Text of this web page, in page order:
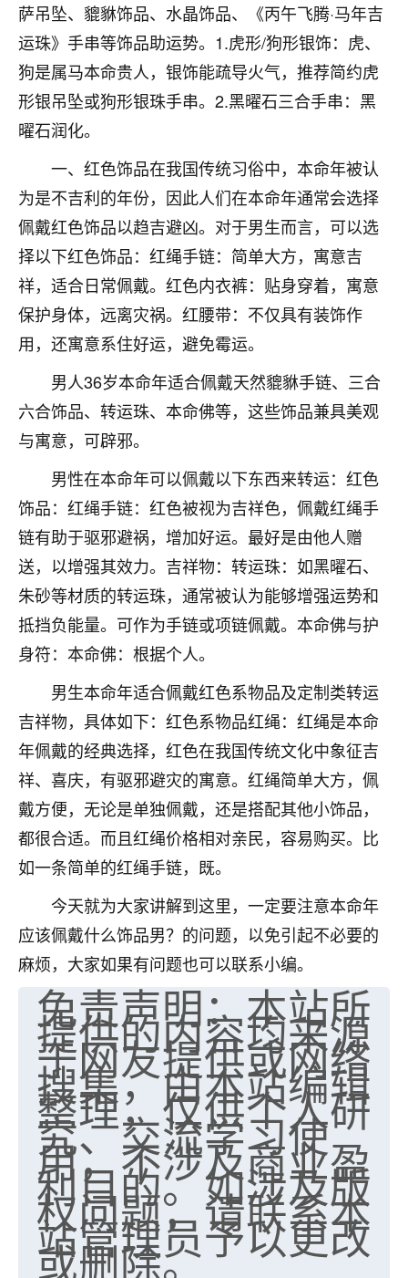
萨吊坠、貔貅饰品、水晶饰品、《丙午飞腾·马年吉
运珠》手串等饰品助运势。1.虎形/狗形银饰：虎、
狗是属马本命贵人，银饰能疏导火气，推荐简约虎
形银吊坠或狗形银珠手串。2.黑曜石三合手串：黑
曜石润化。
一、红色饰品在我国传统习俗中，本命年被认
为是不吉利的年份，因此人们在本命年通常会选择
佩戴红色饰品以趋吉避凶。对于男生而言，可以选
择以下红色饰品：红绳手链：简单大方，寓意吉
祥，适合日常佩戴。红色内衣裤：贴身穿着，寓意
保护身体，远离灾祸。红腰带：不仅具有装饰作
用，还寓意系住好运，避免霉运。
男人36岁本命年适合佩戴天然貔貅手链、三合
六合饰品、转运珠、本命佛等，这些饰品兼具美观
与寓意，可辟邪。
男性在本命年可以佩戴以下东西来转运：红色
饰品：红绳手链：红色被视为吉祥色，佩戴红绳手
链有助于驱邪避祸，增加好运。最好是由他人赠
送，以增强其效力。吉祥物：转运珠：如黑曜石、
朱砂等材质的转运珠，通常被认为能够增强运势和
抵挡负能量。可作为手链或项链佩戴。本命佛与护
身符：本命佛：根据个人。
男生本命年适合佩戴红色系物品及定制类转运
吉祥物，具体如下：红色系物品红绳：红绳是本命
年佩戴的经典选择，红色在我国传统文化中象征吉
祥、喜庆，有驱邪避灾的寓意。红绳简单大方，佩
戴方便，无论是单独佩戴，还是搭配其他小饰品，
都很合适。而且红绳价格相对亲民，容易购买。比
如一条简单的红绳手链，既。
今天就为大家讲解到这里，一定要注意本命年
应该佩戴什么饰品男？的问题，以免引起不必要的
麻烦，大家如果有问题也可以联系小编。
免责声明：本站所
提供的内容均来源
于网友提供或网络
搜集，由本站编辑
整理，仅供个人研
究、交流学习使
用，不涉及商业盈
利目的。如涉及版
权问题，请联系本
站管理员予以更改
或删除。
鹿森 ：是的，其实跟老师聊过之后，最大的感
触，首先就是心态会变好，万般皆是命，半点
不由人！
1天前 来自四川 9
我也想找老师看看，有没有人给个联系方式的啊？
鹿森：慧来老师微信：gjsy0624
1天前 来自江西 12
青春168
我也想要，我也想要！
2天前 来自山西
Jessica李
老师做不做超度法事？我想给我奶奶做超度，她今年
刚去世了。
七零老顽童：我母亲前年离世，刚开始我经常
做梦梦见她，后来也是朋友介绍，找到慧来老
师，安排了超度法事，做梦再也没有梦到过
了，一开始是半信半疑的，图个心安，给亡母
超度，现在看来，人不信也不行。
2天前 来自云南 11
优秀的张同学
老师收徒吗？？我对这些很感兴趣
2天前 来自山西 15